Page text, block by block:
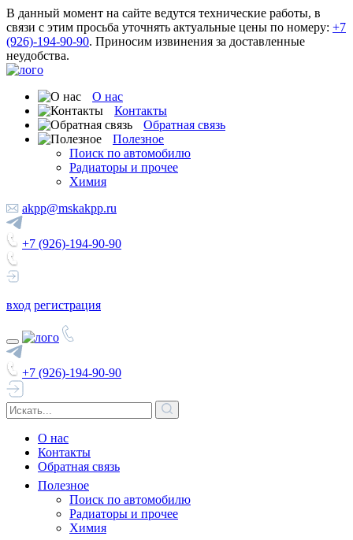
В данный момент на сайте ведутся технические работы, в
связи с этим просьба уточнять актуальные цены по номеру: +7
(926)-194-90-90. Приносим извинения за доставленные
неудобства.
О нас
Контакты
Обратная связь
Полезное
Поиск по автомобилю
Радиаторы и прочее
Химия
akpp@mskakpp.ru
+7 (926)-194-90-90
вход регистрация
+7 (926)-194-90-90
О нас
Контакты
Обратная связь
Полезное
Поиск по автомобилю
Радиаторы и прочее
Химия